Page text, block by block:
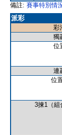
備註: 賽事特別情
派彩
彩
獨
位
連
位
3揀1（組